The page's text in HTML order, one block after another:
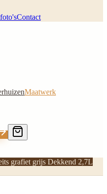
Contact
Maatwerk
grafiet grijs Dekkend 2,7L